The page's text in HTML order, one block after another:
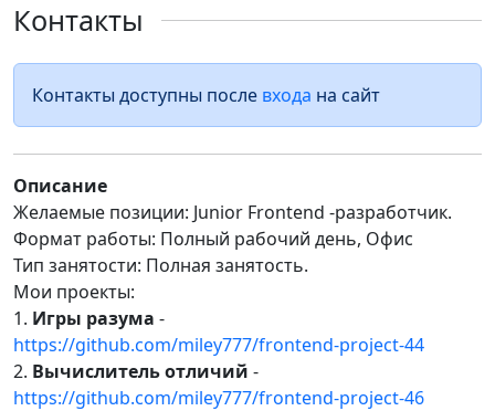
Контакты
Контакты доступны после входа на сайт
Описание
Желаемые позиции: Junior Frontend -разработчик.
Формат работы: Полный рабочий день, Офис
Тип занятости: Полная занятость.
Мои проекты:
1. Игры разума -
https://github.com/miley777/frontend-project-44
2. Вычислитель отличий -
https://github.com/miley777/frontend-project-46